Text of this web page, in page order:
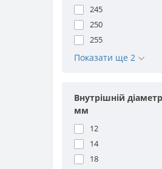
245
250
255
Показати ще 2
Внутрішній
мм
12
14
18